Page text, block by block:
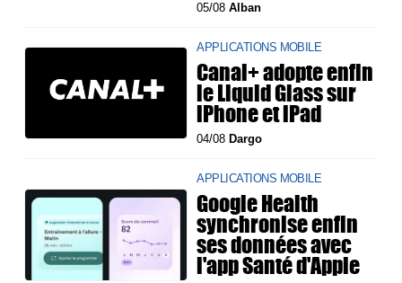
05/08Alban
APPLICATIONS MOBILE
Canal+ adopte enfin
le Liquid Glass sur
iPhone et iPad
04/08 Dargo
APPLICATIONS MOBILE
Google Health
synchronise enfin
ses données avec
l'app Santé d'Apple